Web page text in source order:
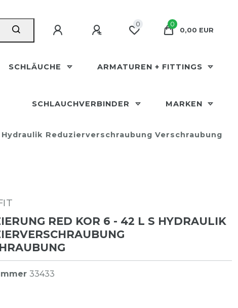
0
0
0,00 EUR
SCHLÄUCHE ARMATUREN + FITTINGS
SCHLAUCHVERBINDER MARKEN
Hydraulik Reduzierverschraubung Verschraubung
RED KOR 6 - 42 L S HYDRAULIK
33433